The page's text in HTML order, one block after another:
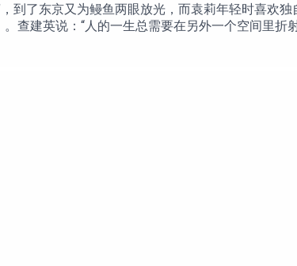
到了东京又为鳗鱼两眼放光，而袁莉年轻时喜欢
查建英说：“人的一生总需要在另外一个空间里折
人是 “人肉GPS”，到了陌生地方必须先认清东南
们来聊聊旅行，也聊年龄、秩序、食物、冒险，
新疆：从旅行回看政治转折与个人命运39:16 技
社会秩序与历史记忆53:33 节目结束与订阅提示感
何身份信息，还支持开通数字货币钱包及转账，
谷歌商店：https://play.google.com/store/